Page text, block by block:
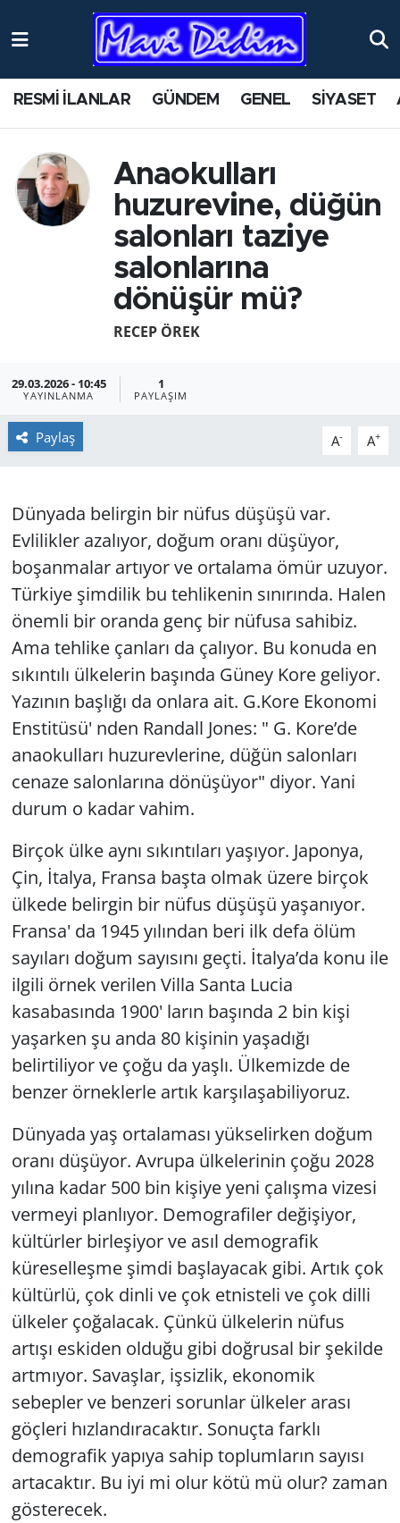
RESMİ İLANLAR GÜNDEM GENEL SİYASET
Anaokulları
huzurevine, düğün
salonları taziye
salonlarına
dönüşür mü?
RECEP ÖREK
29.03.2026 - 10:45
YAYINLANMA
1
PAYLAŞIM
Paylaş A- A+
Dünyada belirgin bir nüfus düşüşü var.
Evlilikler azalıyor, doğum oranı düşüyor,
boşanmalar artıyor ve ortalama ömür uzuyor.
Türkiye şimdilik bu tehlikenin sınırında. Halen
önemli bir oranda genç bir nüfusa sahibiz.
Ama tehlike çanları da çalıyor. Bu konuda en
sıkıntılı ülkelerin başında Güney Kore geliyor.
Yazının başlığı da onlara ait. G.Kore Ekonomi
Enstitüsü' nden Randall Jones: " G. Kore’de
anaokulları huzurevlerine, düğün salonları
cenaze salonlarına dönüşüyor" diyor. Yani
durum o kadar vahim.
Birçok ülke aynı sıkıntıları yaşıyor. Japonya,
Çin, İtalya, Fransa başta olmak üzere birçok
ülkede belirgin bir nüfus düşüşü yaşanıyor.
Fransa' da 1945 yılından beri ilk defa ölüm
sayıları doğum sayısını geçti. İtalya’da konu ile
ilgili örnek verilen Villa Santa Lucia
kasabasında 1900' ların başında 2 bin kişi
yaşarken şu anda 80 kişinin yaşadığı
belirtiliyor ve çoğu da yaşlı. Ülkemizde de
benzer örneklerle artık karşılaşabiliyoruz.
Dünyada yaş ortalaması yükselirken doğum
oranı düşüyor. Avrupa ülkelerinin çoğu 2028
yılına kadar 500 bin kişiye yeni çalışma vizesi
vermeyi planlıyor. Demografiler değişiyor,
kültürler birleşiyor ve asıl demografik
küreselleşme şimdi başlayacak gibi. Artık çok
kültürlü, çok dinli ve çok etnisteli ve çok dilli
ülkeler çoğalacak. Çünkü ülkelerin nüfus
artışı eskiden olduğu gibi doğrusal bir şekilde
artmıyor. Savaşlar, işsizlik, ekonomik
sebepler ve benzeri sorunlar ülkeler arası
göçleri hızlandıracaktır. Sonuçta farklı
demografik yapıya sahip toplumların sayısı
artacaktır. Bu iyi mi olur kötü mü olur? zaman
gösterecek.
ANTİK YERLER
AYDIN
BİLİM VE TEKNOLOJİ
EKONOMİ
GENEL
GÜNDEM
KÜLTÜR SANAT
MAGAZİN
POLİTİKA
RESMİ İLANLAR
SAĞLIK
SİYASET
SPOR
Yerel
Nöbetçi Eczaneler
Namaz Vakitleri
Trafik Durumu
Süper Lig Puan Durumu ve Fikstür
Tüm Manşetler
Son Dakika Haberleri
Haber Arşivi